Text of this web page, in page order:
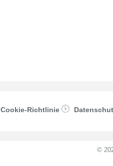
Cookie-Richtlinie
©